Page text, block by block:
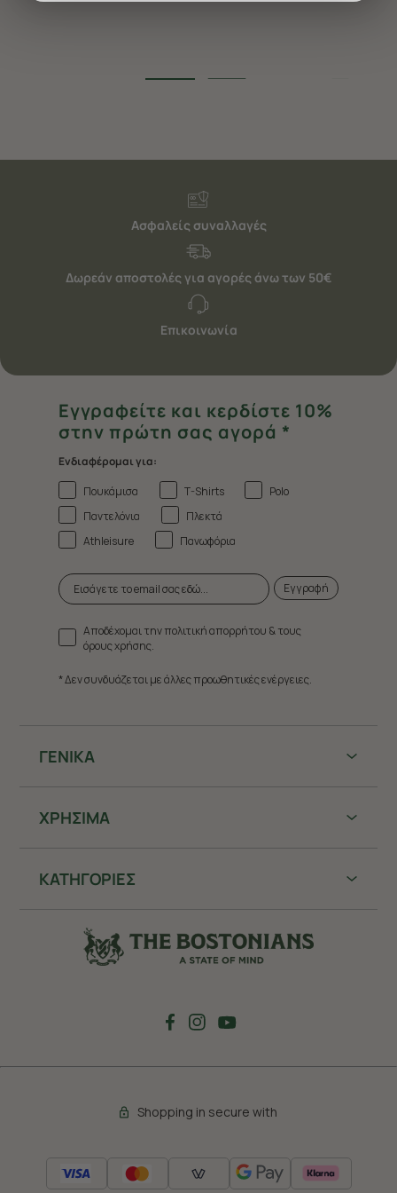
μέλλον. Εάν επιθυμείτε να μάθετε περισσότερα
Ασφαλείς συναλλαγές
Δωρεάν αποστολές για αγορές άνω των 50€
Επικοινωνία
ΓΕΝΙΚΑ
ΧΡHΣΙΜΑ
ΚΑΤΗΓΟΡΙΕΣ
Εγγραφείτε και κερδίστε 10%
στην πρώτη σας αγορά *
Ενδιαφέρομαι για:
Πουκάμισα
T-Shirts
Polo
Παντελόνια
Πλεκτά
Athleisure
Πανωφόρια
Εγγραφή
Αποδέχομαι την πολιτική απορρήτου & τους
όρους χρήσης.
* Δεν συνδυάζεται με άλλες προωθητικές ενέργειες.
Shopping in secure with